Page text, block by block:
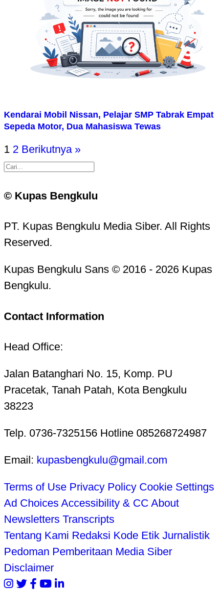
Kendarai Mobil Nissan, Pelajar SMP Tabrak Empat
Sepeda Motor, Dua Mahasiswa Tewas
1 2 Berikutnya »
© Kupas Bengkulu
PT. Kupas Bengkulu Media Siber. All Rights
Reserved.
Kupas Bengkulu Sans © 2016 - 2026 Kupas
Bengkulu.
Contact Information
Head Office:
Jalan Batanghari No. 15, Komp. PU
Pracetak, Tanah Patah, Kota Bengkulu
38223
Telp. 0736-7325156 Hotline 085268724987
Email: kupasbengkulu@gmail.com
Terms of Use Privacy Policy Cookie Settings
Ad Choices Accessibility & CC About
Newsletters Transcripts
Tentang Kami Redaksi Kode Etik Jurnalistik
Pedoman Pemberitaan Media Siber
Disclaimer